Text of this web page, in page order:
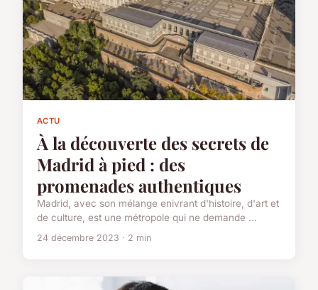
ACTU
À la découverte des secrets de
Madrid à pied : des
promenades authentiques
Madrid, avec son mélange enivrant d'histoire, d'art et
de culture, est une métropole qui ne demande ...
24 décembre 2023 · 2 min